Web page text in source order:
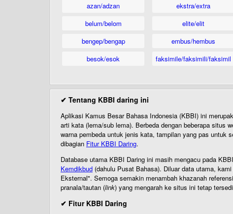
azan/adzan
belum/belom
bengep/bengap
besok/esok
ekstra/extra
elite/elit
embus/hembus
faksimile/faksimili/faksimil
✔ Tentang KBBI daring ini
Aplikasi Kamus Besar Bahasa Indonesia (KBBI) ini
arti kata (lema/sub lema). Berbeda dengan beberapa situs
warna pembeda untuk jenis kata, tampilan yang pas untuk
dibagian Fitur KBBI Daring.
Database utama KBBI Daring ini masih mengacu pada
Kemdikbud (dahulu Pusat Bahasa). Diluar data utama,
Eksternal". Semoga semakin menambah khazanah
pranala/tautan (link) yang mengarah ke situs ini tetap
✔ Fitur KBBI Daring